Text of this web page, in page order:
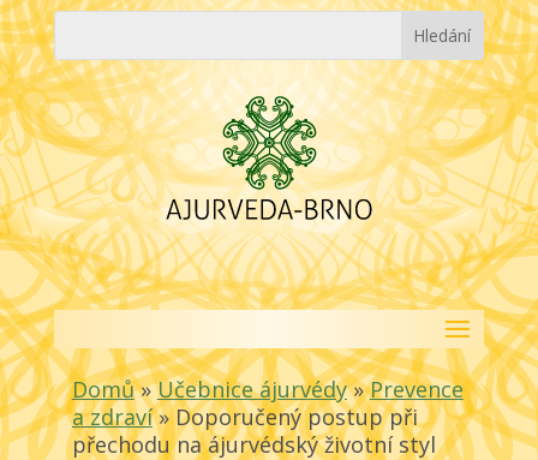
Domů»Učebnice ájurvédy»Prevence
a zdraví»Doporučený postup při
přechodu na ájurvédský životní styl